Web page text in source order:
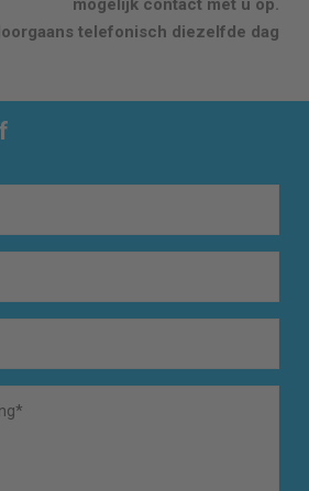
telefonisch diezelfde dag